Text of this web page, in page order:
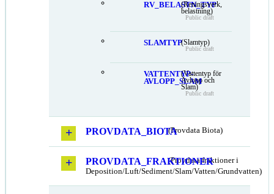
RV_BELASTN_TYP
(Reningsverk,
belastning)
Public draft
SLAMTYP(Slamtyp)
Public draft
VATTENTYP-
AVLOPP_SLAM
(Vattentyp för
Avlopp och
Slam)
Public draft
PROVDATA_BIOTA(Provdata Biota)
PROVDATA_FRAKTIONER
(Provdata fraktioner i
Deposition/Luft/Sediment/Slam/Vatten/Grundvatten)